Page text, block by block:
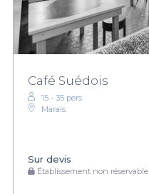
Café Suédois
15 - 35 pers.
Marais
Sur devis
Établissement non réservable